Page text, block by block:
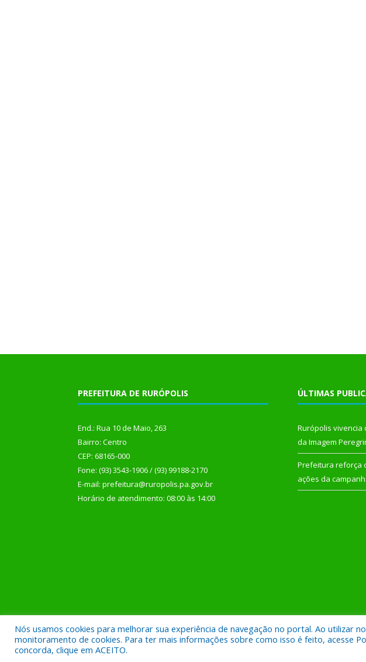
PREFEITURA DE RURÓPOLIS
End.: Rua 10 de Maio, 263
Bairro: Centro
CEP: 68165-000
Fone: (93) 3543-1906 / (93) 99188-2170
E-mail: prefeitura@ruropolis.pa.gov.br
Horário de atendimento: 08:00 às 14:00
ÚLTIMAS
Rurópolis vivencia
da Imagem
Prefeitura reforça
ações da
Todos os direitos reservados a Prefeitura Municipal de Rurópolis.
Nós usamos cookies para melhorar sua experiência de navegação no portal. Ao utilizar
monitoramento de cookies. Para ter mais informações sobre como isso é feito, acesse
concorda, clique em ACEITO.